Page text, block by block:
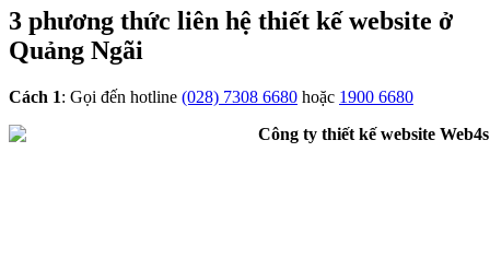
3 phương thức liên hệ thiết kế website ở
Quảng Ngãi
Cách 1: Gọi đến hotline (028) 7308 6680 hoặc 1900 6680